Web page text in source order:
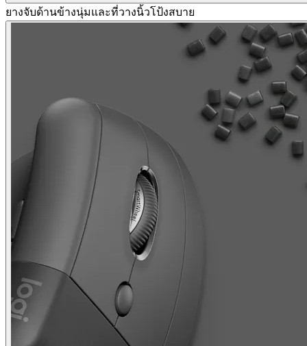
ยางจับด้านข้างนุ่มและที่วางนิ้วโป้งสบาย